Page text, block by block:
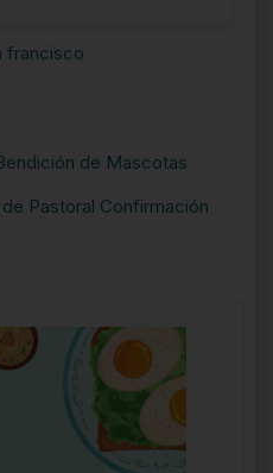
francisco
de Mascotas
Pastoral Confirmación